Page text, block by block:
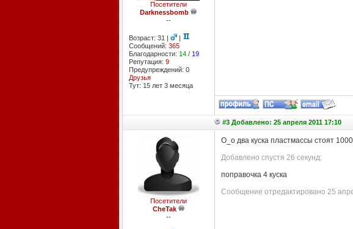
Посетители
Darknessbomb
--
Возраст: 31 |
|
Сообщений: 365
Благодарности: 14/ 19
Репутация: 9
Предупреждений: 0
Друзья
Тут: 15 лет 3 месяцa
#3 Добавлено: 25 апреля 2011 17:10
Посетители
CheTak
--
О_о два куска пластмассы стоят
Добавлено спустя 26 секунд:
поправочка 4 куска
Сообщение отредактировано 25